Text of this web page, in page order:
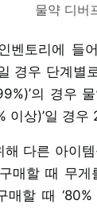
물약 디버
벤토리에 들
경우 단계별
의 경우
이상)’일 경
다른 아이템
매할 때 무
매할 때 ‘80%